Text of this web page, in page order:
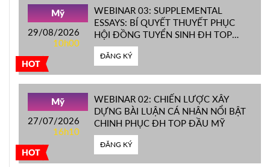
HOT
Mỹ
29/08/2026
10h00
WEBINAR 03: SUPPLEMENTAL
ESSAYS: BÍ QUYẾT THUYẾT PHỤC
HỘI ĐỒNG TUYỂN SINH ĐH TOP
ĐẦU MỸ
ĐĂNG KÝ
HOT
Mỹ
27/07/2026
16h10
WEBINAR 02: CHIẾN LƯỢC XÂY
DỰNG BÀI LUẬN CÁ NHÂN NỔI BẬT
CHINH PHỤC ĐH TOP ĐẦU MỸ
ĐĂNG KÝ